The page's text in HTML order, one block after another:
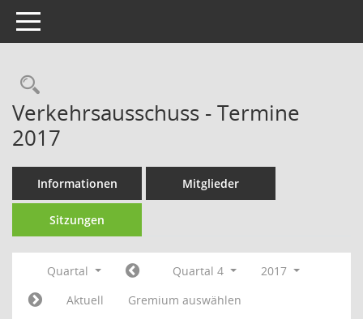
Toggle navigation
Rechercheauswahl
Verkehrsausschuss - Termine
2017
Informationen Mitglieder
Sitzungen
Quartal Quartal 4
2017
Aktuell
Gremium auswählen